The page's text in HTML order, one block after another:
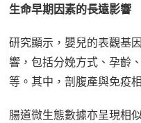
生命早期因素的長遠影響
研究顯示，嬰兒的表觀基
響，包括分娩方式、孕齡
等。其中，剖腹產與免疫
腸道微生態數據亦呈現相